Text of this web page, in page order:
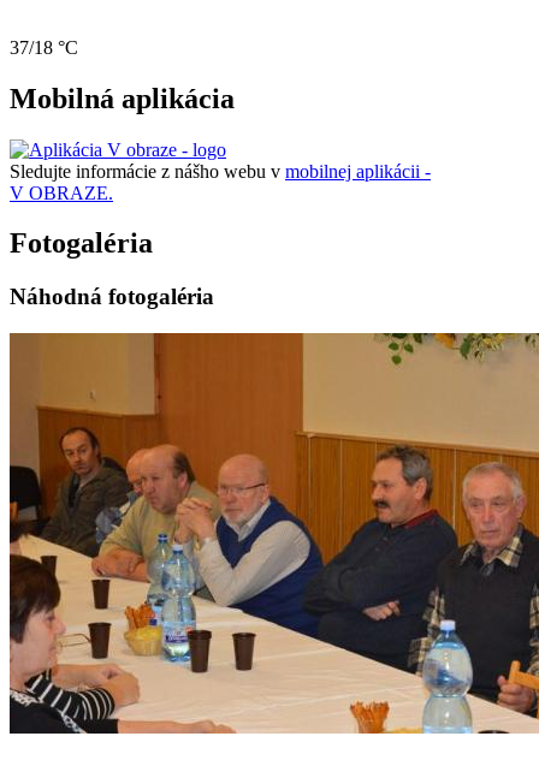
37/18 °C
Mobilná aplikácia
Sledujte informácie z nášho webu v mobilnej aplikácii -
V OBRAZE.
Fotogaléria
Náhodná fotogaléria